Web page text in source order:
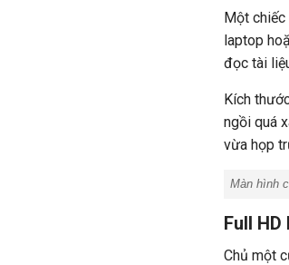
Một chiếc
laptop
đọc tài
Kích
ngồi quá
vừa họp
Màn hình
Full
Chủ một